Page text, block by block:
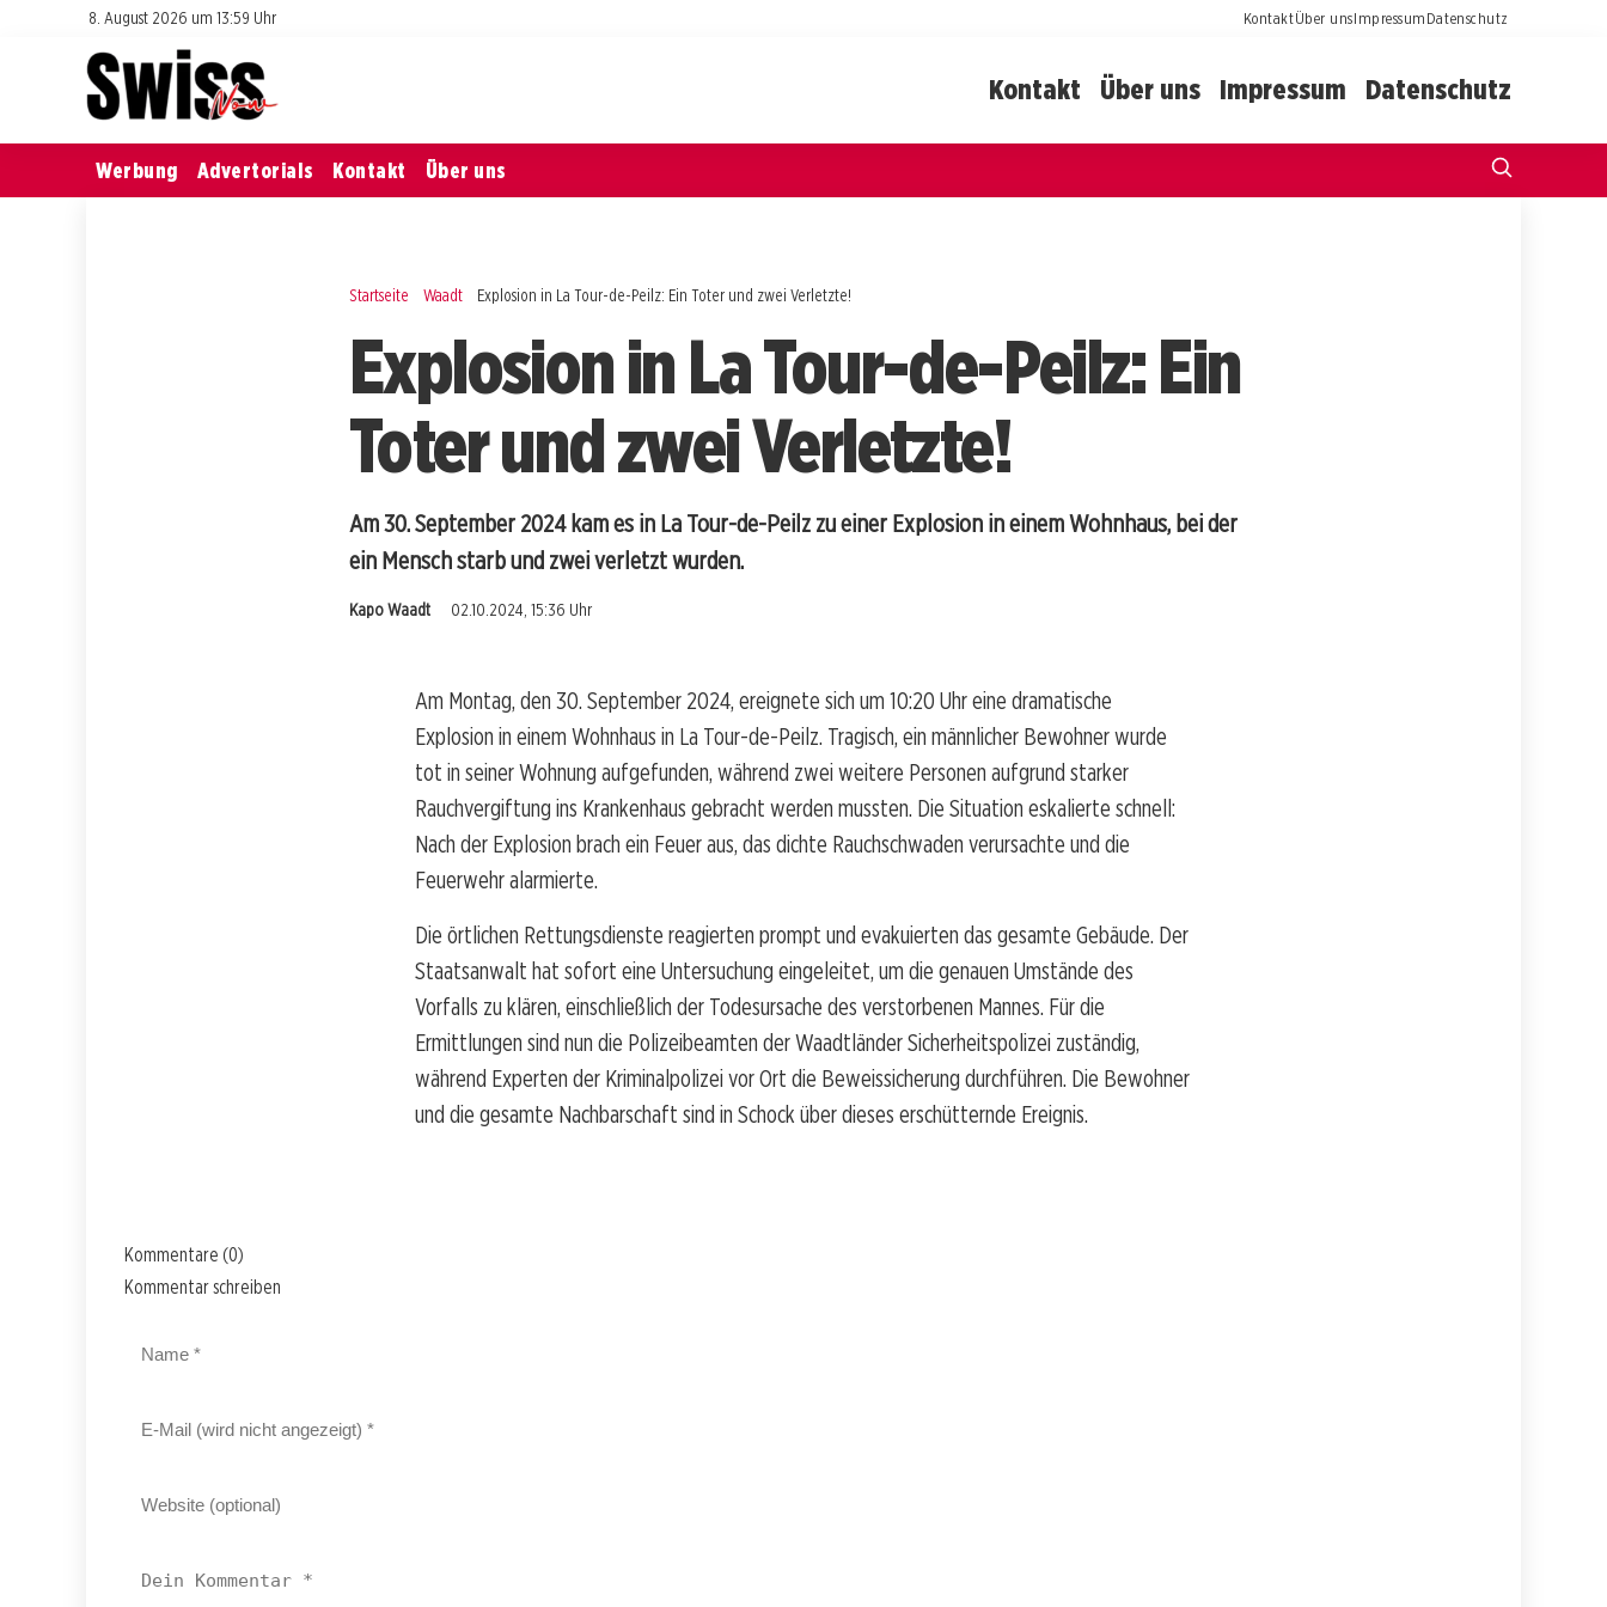
8. August 2026 um 13:59 Uhr KontaktÜber unsImpressumDatenschutz
Kontakt Über uns Impressum Datenschutz
Werbung Advertorials Kontakt Über uns
Startseite Waadt Explosion in La Tour-de-Peilz: Ein Toter und zwei Verletzte!
Explosion in La Tour-de-Peilz: Ein
Toter und zwei Verletzte!
Am 30. September 2024 kam es in La Tour-de-Peilz zu einer Explosion in einem Wohnhaus, bei der
ein Mensch starb und zwei verletzt wurden.
Kapo Waadt 02.10.2024, 15:36 Uhr
Am Montag, den 30. September 2024, ereignete sich um 10:20 Uhr eine dramatische
Explosion in einem Wohnhaus in La Tour-de-Peilz. Tragisch, ein männlicher Bewohner wurde
tot in seiner Wohnung aufgefunden, während zwei weitere Personen aufgrund starker
Rauchvergiftung ins Krankenhaus gebracht werden mussten. Die Situation eskalierte schnell:
Nach der Explosion brach ein Feuer aus, das dichte Rauchschwaden verursachte und die
Feuerwehr alarmierte.
Die örtlichen Rettungsdienste reagierten prompt und evakuierten das gesamte Gebäude. Der
Staatsanwalt hat sofort eine Untersuchung eingeleitet, um die genauen Umstände des
Vorfalls zu klären, einschließlich der Todesursache des verstorbenen Mannes. Für die
Ermittlungen sind nun die Polizeibeamten der Waadtländer Sicherheitspolizei zuständig,
während Experten der Kriminalpolizei vor Ort die Beweissicherung durchführen. Die Bewohner
und die gesamte Nachbarschaft sind in Schock über dieses erschütternde Ereignis.
Kommentare (0)
Kommentar schreiben